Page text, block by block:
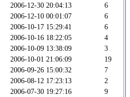
2006-12-30 20:04:13
6
2006-12-10 00:01:07
6
2006-10-17 15:29:41
6
2006-10-16 18:22:05
4
2006-10-09 13:38:09
3
2006-10-01 21:06:09
19
2006-09-26 15:00:32
7
2006-08-12 17:23:13
2
2006-07-30 19:27:16
9